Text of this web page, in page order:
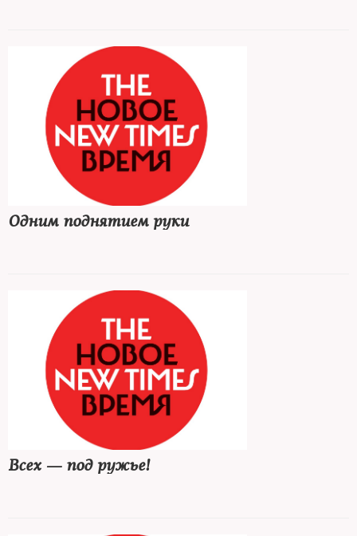
Одним поднятием руки
Всех — под ружье!